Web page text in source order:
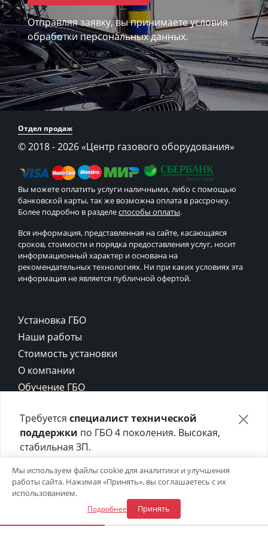
Отправляя заявку, вы принимаетеусловия
обработки персональных данных.
Отдел продаж
© 2018 - 2026 «Центр газового оборудования»
Вы можете оплатить услуги наличными, либо с помощью
банковской карты, так же возможна оплата в рассрочку.
Более подробно в разделеспособы оплаты.
Вся информация, представленная на сайте, касающаяся
сроков, стоимости и порядка предоставления услуг, носит
информационный характер и основана на
рекомендательных технологиях. Ни при каких условиях эта
информация не является публичной офертой.
Установка ГБО
Наши работы
Стоимость установки
О компании
Обучение ГБО
Карта сайта
Политика конфиденциальности
Политика cookie
Мы используем файлы cookie для аналитики и улучшения
работы сайта. Нажимая «Принять», вы соглашаетесь с их
использованием.
Подробнее Принять
Требуется специалист технической
поддержки по ГБО 4 поколения. Высокая,
стабильная ЗП.
Отправьте своё резюме в форме ниже 👇
Откликнуться на вакансию